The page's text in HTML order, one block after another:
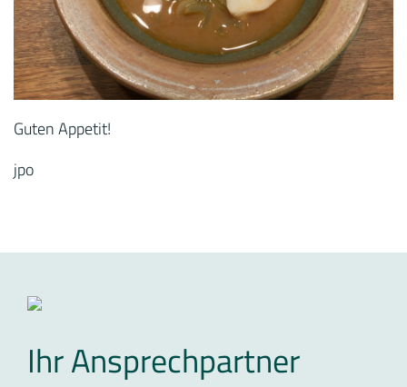
Guten Appetit!
jpo
Ihr Ansprechpartner